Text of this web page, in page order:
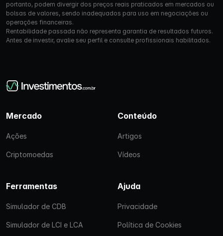
portanto, podem divergir dos preços reais praticados em mercados ou
bolsas de valores, sendo inadequados para uso em negociações ou
operações financeiras.
Rentabilidade passada não representa garantia de resultados futuros.
Antes de investir, avalie seu perfil e consulte profissionais habilitados.
Mercado
Ações
Criptomoedas
Conteúdo
Artigos
Vídeos
Ferramentas
Simulador de CDB
Simulador de LCI e LCA
Ajuda
Privacidade
Política de Cookies